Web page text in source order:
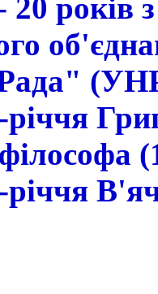
20 років
річчя
річчя